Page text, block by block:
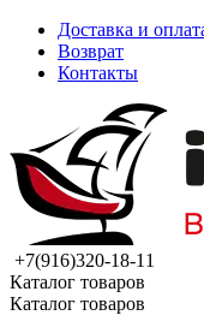
Доставка и
Возврат
Контакты
+7(916)320-18-11
Каталог товаров
Каталог товаров